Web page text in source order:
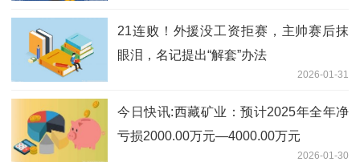
21连败！外援没工资拒赛，主帅赛后抹
眼泪，名记提出“解套”办法
2026-01-31
今日快讯:西藏矿业：预计2025年全年净
亏损2000.00万元—4000.00万元
2026-01-30